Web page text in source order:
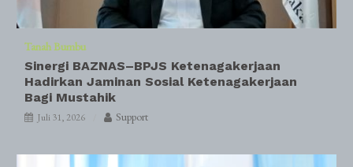
Tanah Bumbu
Sinergi BAZNAS–BPJS Ketenagakerjaan
Hadirkan Jaminan Sosial Ketenagakerjaan
Bagi Mustahik
Juli 31, 2026 Support